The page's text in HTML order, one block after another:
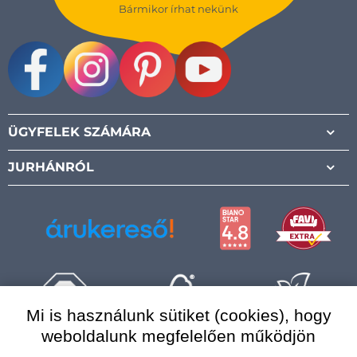
Bármikor írhat nekünk
ÜGYFELEK SZÁMÁRA
JURHÁNRÓL
Mi is használunk sütiket (cookies), hogy
weboldalunk megfelelően működjön